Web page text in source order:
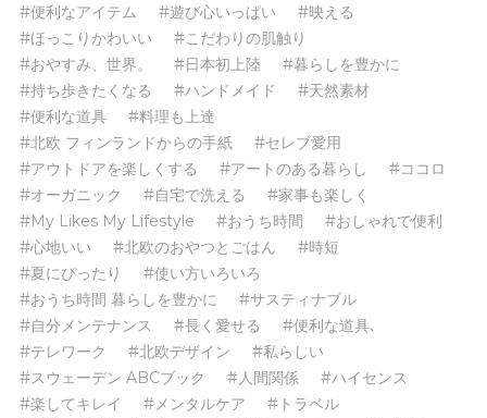
#便利なアイテム #遊び心いっぱい
#映える
#ほっこりかわいい
#こだわりの肌触り
#おやすみ、世界。
#日本初上陸
#暮らしを豊かに
#持ち歩きたくなる
#ハンドメイド
#天然素材
#便利な道具
#料理も上達
#北欧 フィンランドからの手紙
#セレブ愛用
#アウトドアを楽しくする
#アートのある暮らし
#ココロ
#オーガニック
#自宅で洗える
#家事も楽しく
#My Likes My Lifestyle
#おうち時間
#おしゃれで便利
#心地いい
#北欧のおやつとごはん
#時短
#夏にぴったり
#使い方いろいろ
#おうち時間 暮らしを豊かに
#サスティナブル
#自分メンテナンス
#長く愛せる
#便利な道具､
#テレワーク
#北欧デザイン
#私らしい
#スウェーデン ABCブック
#人間関係
#ハイセンス
#楽してキレイ
#メンタルケア
#トラベル